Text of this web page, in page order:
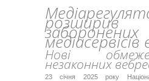
розширив
заборонених
медіасервісів
Нові
незаконних
23 січня 2025 року